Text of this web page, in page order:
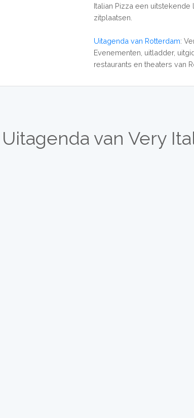
Italian Pizza een
zitplaatsen.
Uitagenda van Rotterdam:
Evenementen, uitladder,
restaurants en theaters van
Uitagenda van Very